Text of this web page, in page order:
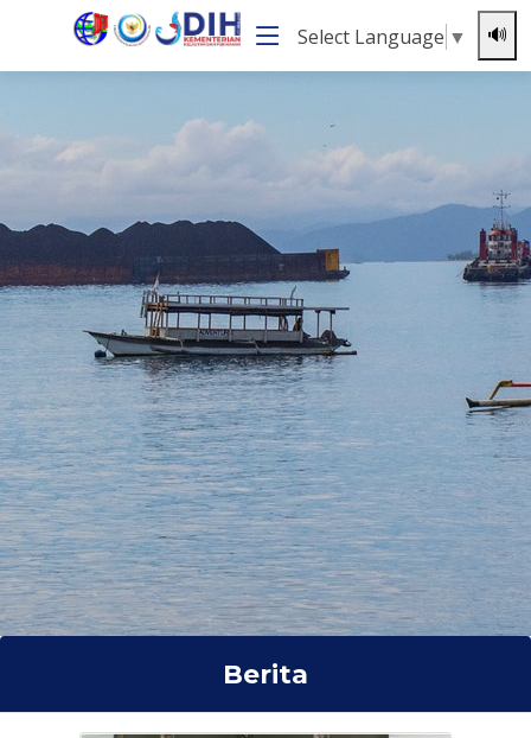
Select Language ▼ 🔊
Berita